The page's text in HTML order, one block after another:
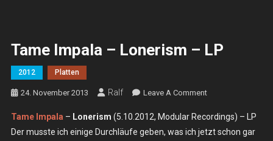
Tame Impala – Lonerism – LP
2012 Platten
24. November 2013 Ralf Leave A CommentOn
Impala
–
Tame Impala – Lonerism (5.10.2012, Modular Recordings) – LP
Der musste ich einige Durchläufe geben, was ich jetzt schon gar